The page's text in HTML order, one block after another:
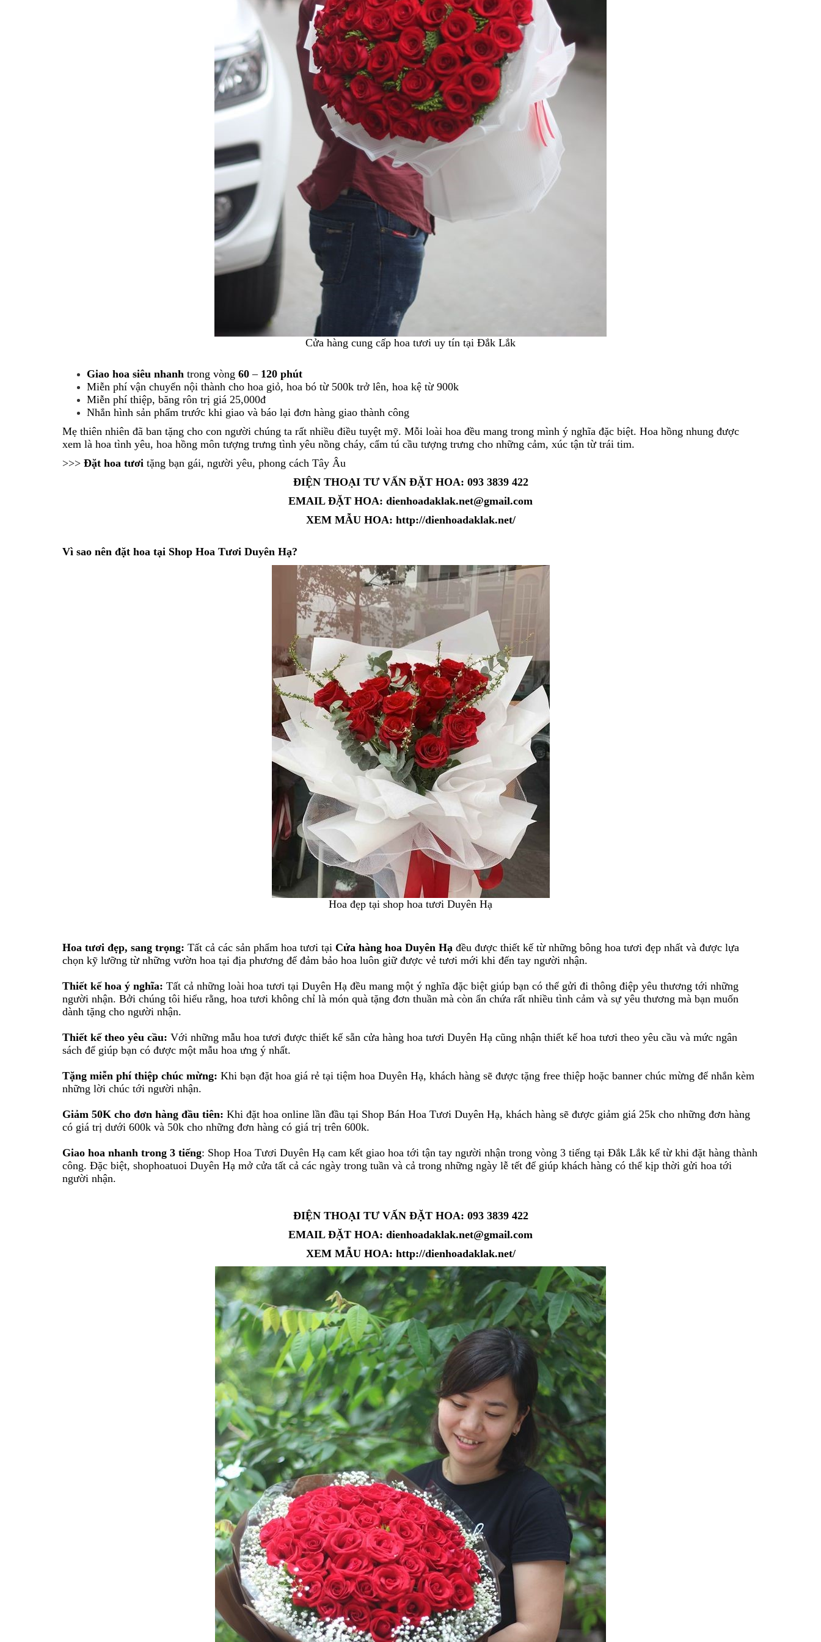
Cửa hàng cung cấp hoa tươi uy tín tại Đắk Lắk
Giao hoa siêu nhanh trong vòng 60 – 120 phút
Miễn phí vận chuyển nội thành cho hoa giỏ, hoa bó từ 500k trở lên, hoa kệ từ 900k
Miễn phí thiệp, băng rôn trị giá 25,000đ
Nhắn hình sản phẩm trước khi giao và báo lại đơn hàng giao thành công
Mẹ thiên nhiên đã ban tặng cho con người chúng ta rất nhiều điều tuyệt mỹ. Mỗi loài hoa đều mang trong mình ý nghĩa đặc biệt. Hoa hồng nhung được
xem là hoa tình yêu, hoa hồng môn tượng trưng tình yêu nồng cháy, cẩm tú cầu tượng trưng cho những cảm, xúc tận từ trái tim.
>>> Đặt hoa tươi tặng bạn gái, người yêu, phong cách Tây Âu
ĐIỆN THOẠI TƯ VẤN ĐẶT HOA: 093 3839 422
EMAIL ĐẶT HOA: dienhoadaklak.net@gmail.com
XEM MẪU HOA: http://dienhoadaklak.net/
Vì sao nên đặt hoa tại Shop Hoa Tươi Duyên Hạ?
Hoa đẹp tại shop hoa tươi Duyên Hạ
Hoa tươi đẹp, sang trọng: Tất cả các sản phẩm hoa tươi tại Cửa hàng hoa Duyên Hạ đều được thiết kế từ những bông hoa tươi đẹp nhất và được lựa
chọn kỹ lưỡng từ những vườn hoa tại địa phương để đảm bảo hoa luôn giữ được vẻ tươi mới khi đến tay người nhận.
Thiết kế hoa ý nghĩa: Tất cả những loài hoa tươi tại Duyên Hạ đều mang một ý nghĩa đặc biệt giúp bạn có thể gửi đi thông điệp yêu thương tới những
người nhận. Bởi chúng tôi hiểu rằng, hoa tươi không chỉ là món quà tặng đơn thuần mà còn ẩn chứa rất nhiều tình cảm và sự yêu thương mà bạn muốn
dành tặng cho người nhận.
Thiết kế theo yêu cầu: Với những mẫu hoa tươi được thiết kế sẵn cửa hàng hoa tươi Duyên Hạ cũng nhận thiết kế hoa tươi theo yêu cầu và mức ngân
sách để giúp bạn có được một mẫu hoa ưng ý nhất.
Tặng miễn phí thiệp chúc mừng: Khi bạn đặt hoa giá rẻ tại tiệm hoa Duyên Hạ, khách hàng sẽ được tặng free thiệp hoặc banner chúc mừng để nhắn kèm
những lời chúc tới người nhận.
Giảm 50K cho đơn hàng đầu tiên: Khi đặt hoa online lần đầu tại Shop Bán Hoa Tươi Duyên Hạ, khách hàng sẽ được giảm giá 25k cho những đơn hàng
có giá trị dưới 600k và 50k cho những đơn hàng có giá trị trên 600k.
Giao hoa nhanh trong 3 tiếng: Shop Hoa Tươi Duyên Hạ cam kết giao hoa tới tận tay người nhận trong vòng 3 tiếng tại Đắk Lắk kể từ khi đặt hàng thành
công. Đặc biệt, shophoatuoi Duyên Hạ mở cửa tất cả các ngày trong tuần và cả trong những ngày lễ tết để giúp khách hàng có thể kịp thời gửi hoa tới
người nhận.
ĐIỆN THOẠI TƯ VẤN ĐẶT HOA: 093 3839 422
EMAIL ĐẶT HOA: dienhoadaklak.net@gmail.com
XEM MẪU HOA: http://dienhoadaklak.net/